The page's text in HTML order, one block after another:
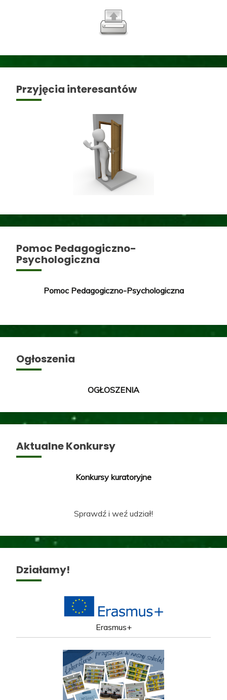
Przyjęcia interesantów
Pomoc Pedagogiczno-
Psychologiczna
Pomoc Pedagogiczno-Psychologiczna
Ogłoszenia
OGŁOSZENIA
Aktualne Konkursy
Konkursy kuratoryjne
Sprawdź i weź udział!
Działamy!
Erasmus+